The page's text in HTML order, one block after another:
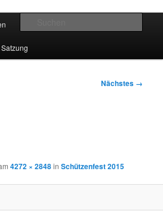
Satzung
Nächstes →
4272 × 2848inSchützenfest 2015